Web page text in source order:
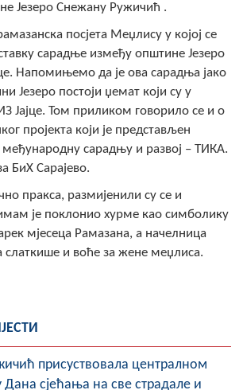
вијеће општине језеро
ОПШТИНСКА УПРАВА
ИНФО
пожара
Језеро Снежану Ружичић .
посјета Меџлису у којој се
сарадње између општине Језеро
Напомињемо да је ова сарадња јако
Језеро постоји џемат који су у
Јајце. Том приликом говорило се и о
пројекта који је представљен
међународну сарадњу и развој – ТИКА.
БиХ Сарајево.
пракса, размијенили су се и
је поклонио хурме као симболику
мјесеца Рамазана, а начелница
слаткише и воће за жене меџлиса.
присуствовала централном
сјећања на све страдале и